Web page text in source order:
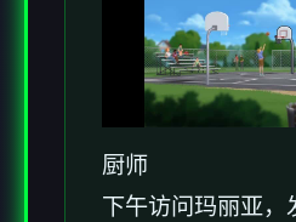
厨师
下午访问玛丽亚，